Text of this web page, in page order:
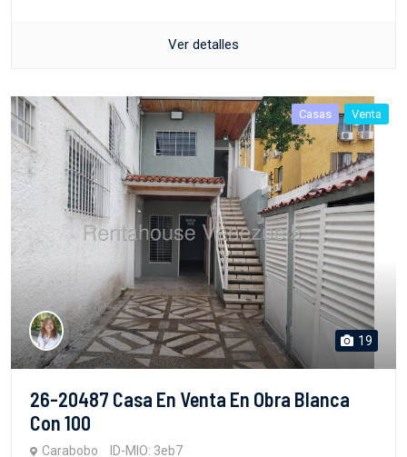
Ver detalles
Casas Venta
19
26-20487 Casa En Venta En Obra Blanca
Con 100
Carabobo ID-MIO: 3eb7